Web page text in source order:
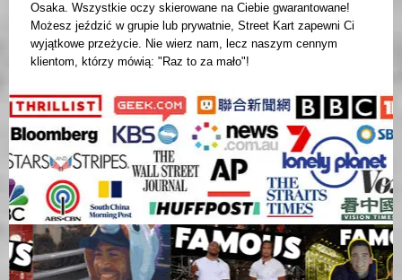
Osaka. Wszystkie oczy skierowane na Ciebie gwarantowane!
Możesz jeździć w grupie lub prywatnie, Street Kart zapewni Ci
wyjątkowe przeżycie. Nie wierz nam, lecz naszym cennym
klientom, którzy mówią: "Raz to za mało"!